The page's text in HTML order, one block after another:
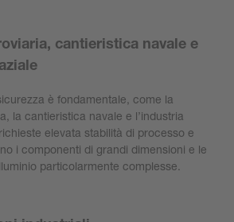
cantieristica navale e
è fondamentale, come la
la cantieristica navale e l’industria
elevata stabilità di processo e
i componenti di grandi dimensioni e le
particolarmente complesse.